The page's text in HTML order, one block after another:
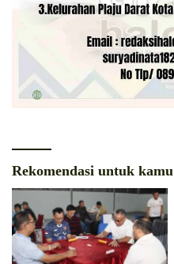
Rekomendasi untuk kamu